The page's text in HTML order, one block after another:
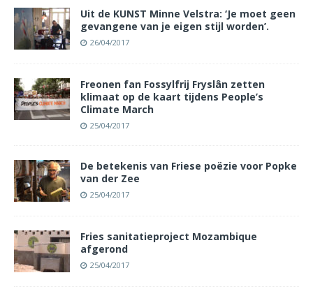
Uit de KUNST Minne Velstra: ‘Je moet geen
gevangene van je eigen stijl worden’.
26/04/2017
Freonen fan Fossylfrij Fryslân zetten
klimaat op de kaart tijdens People’s
Climate March
25/04/2017
De betekenis van Friese poëzie voor Popke
van der Zee
25/04/2017
Fries sanitatieproject Mozambique
afgerond
25/04/2017